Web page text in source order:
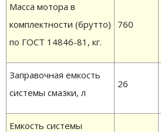
Масса мотора в
комплектности (брутто)
по ГОСТ 14846-81, кг.
760
Заправочная емкость
системы смазки, л
26
Емкость системы